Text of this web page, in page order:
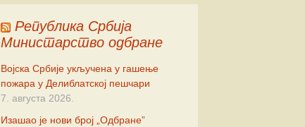
Република Србија
Министарство одбране
Војска Србије укључена у гашење
пожара у Делиблатској пешчари
7. августа 2026.
Изашао је нови број „Одбране”